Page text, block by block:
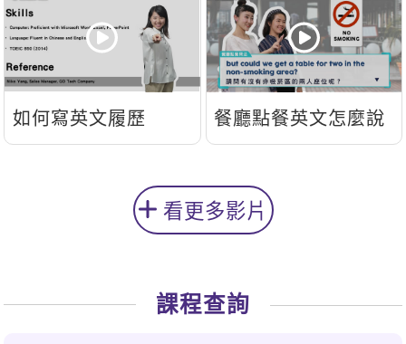
如何寫英文履歷 餐廳點餐英文怎麼說
看更多影片
課程查詢